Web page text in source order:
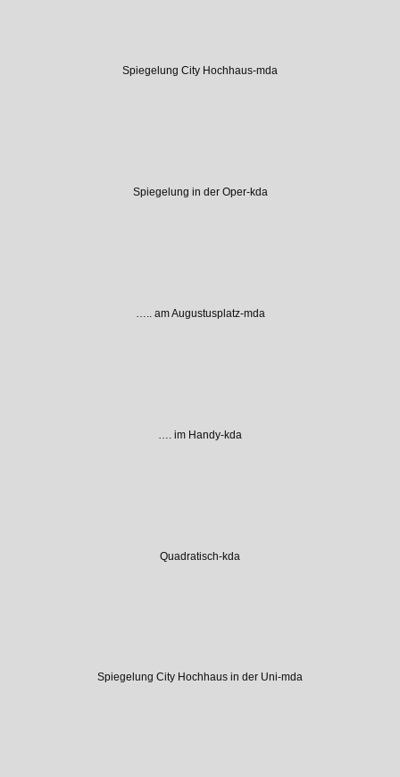
Spiegelung City Hochhaus-mda
Spiegelung in der Oper-kda
….. am Augustusplatz-mda
…. im Handy-kda
Quadratisch-kda
Spiegelung City Hochhaus in der Uni-mda